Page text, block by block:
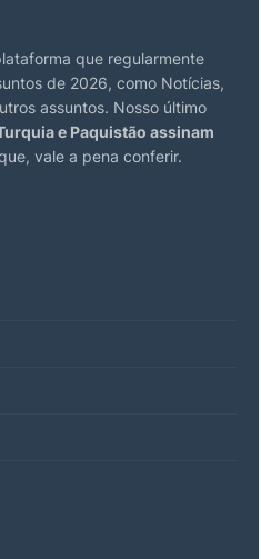
que regularmente
de 2026, como Notícias,
assuntos. Nosso último
e Paquistão assinam
vale a pena conferir.